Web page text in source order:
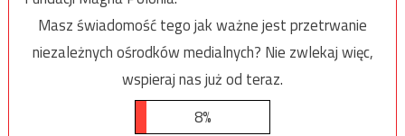
Masz świadomość tego jak ważne jest przetrwanie
niezależnych ośrodków medialnych? Nie zwlekaj więc,
wspieraj nas już od teraz.
8%